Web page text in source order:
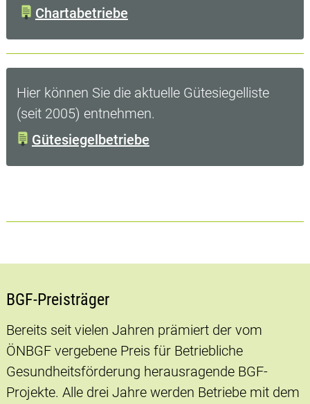
Chartabetriebe
Hier können Sie die aktuelle Gütesiegelliste
(seit 2005) entnehmen.
Gütesiegelbetriebe
BGF-Preisträger
Bereits seit vielen Jahren prämiert der vom
ÖNBGF vergebene Preis für Betriebliche
Gesundheitsförderung herausragende BGF-
Projekte. Alle drei Jahre werden Betriebe mit dem